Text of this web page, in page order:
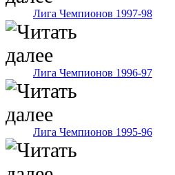
Лига Чемпионов 1997-98
Лига Чемпионов 1996-97
Лига Чемпионов 1995-96